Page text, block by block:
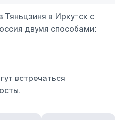
в Иркутск с
двумя способами:
встречаться